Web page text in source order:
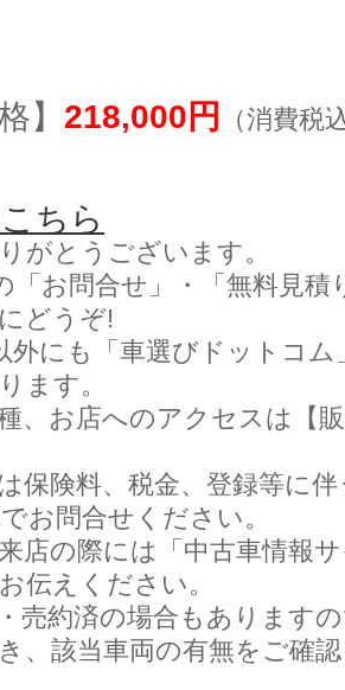
】 218,000円 （消費税
ちら
がとうございます。
「お問合せ」・「無料見積
どうぞ!
外にも「車選びドットコ
ます。
、お店へのアクセスは【
保険料、税金、登録等に
お問合せください。
店の際には「中古車情報
伝えください。
売約済の場合もあります
、該当車両の有無をご確